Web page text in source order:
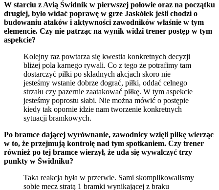
W starciu z Avią Świdnik w pierwszej połowie oraz na początku
drugiej, było widać poprawę w grze Jaskółek jeśli chodzi o
budowaniu ataków i aktywności zawodników właśnie w tym
elemencie. Czy nie patrząc na wynik widzi trener postęp w tym
aspekcie?
Kolejny raz powtarza się kwestia konkretnych decyzji
bliżej pola karnego rywali. Co z tego że potrafimy tam
dostarczyć piłki po składnych akcjach skoro nie
jesteśmy wstanie dobrze dograć, piłki, oddać celnego
strzału czy pazernie zaatakować piłkę. W tym aspekcie
jesteśmy poprostu słabi. Nie można mówić o postępie
kiedy tak opornie idzie nam tworzenie konkretnych
sytuacji bramkowych.
Po bramce dającej wyrównanie, zawodnicy wzięli piłkę wierząc
w to, że przejmują kontrolę nad tym spotkaniem. Czy trener
również po tej bramce wierzył, że uda się wywalczyć trzy
punkty w Świdniku?
Taka reakcja była w przerwie. Sami skomplikowalismy
sobie mecz stratą 1 bramki wynikającej z braku